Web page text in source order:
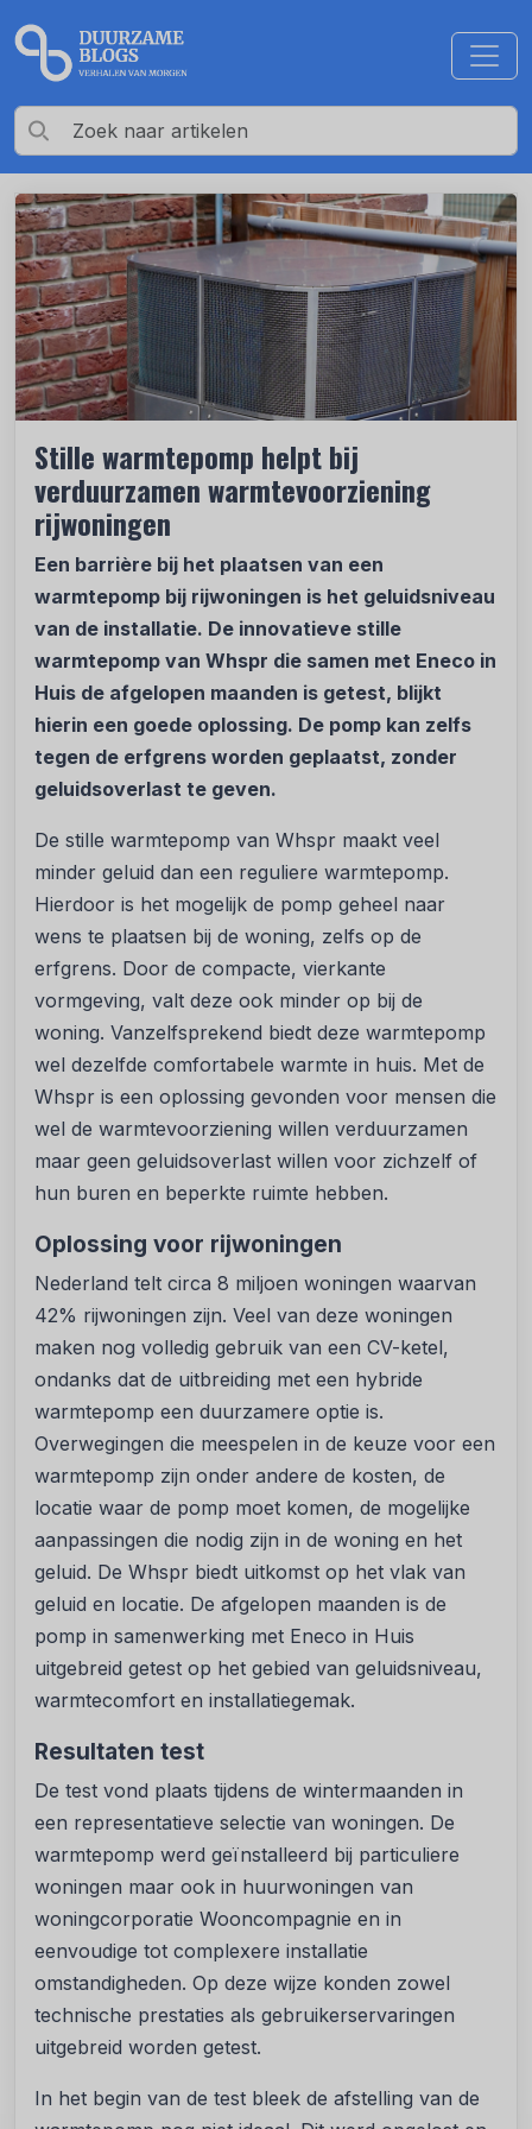
Stille warmtepomp helpt bij
verduurzamen warmtevoorziening
rijwoningen
Een barrière bij het plaatsen van een
warmtepomp bij rijwoningen is het geluidsniveau
van de installatie. De innovatieve stille
warmtepomp van Whspr die samen met Eneco in
Huis de afgelopen maanden is getest, blijkt
hierin een goede oplossing. De pomp kan zelfs
tegen de erfgrens worden geplaatst, zonder
geluidsoverlast te geven.
De stille warmtepomp van Whspr maakt veel
minder geluid dan een reguliere warmtepomp.
Hierdoor is het mogelijk de pomp geheel naar
wens te plaatsen bij de woning, zelfs op de
erfgrens. Door de compacte, vierkante
vormgeving, valt deze ook minder op bij de
woning. Vanzelfsprekend biedt deze warmtepomp
wel dezelfde comfortabele warmte in huis. Met de
Whspr is een oplossing gevonden voor mensen die
wel de warmtevoorziening willen verduurzamen
maar geen geluidsoverlast willen voor zichzelf of
hun buren en beperkte ruimte hebben.
Oplossing voor rijwoningen
Nederland telt circa 8 miljoen woningen waarvan
42% rijwoningen zijn. Veel van deze woningen
maken nog volledig gebruik van een CV-ketel,
ondanks dat de uitbreiding met een hybride
warmtepomp een duurzamere optie is.
Overwegingen die meespelen in de keuze voor een
warmtepomp zijn onder andere de kosten, de
locatie waar de pomp moet komen, de mogelijke
aanpassingen die nodig zijn in de woning en het
geluid. De Whspr biedt uitkomst op het vlak van
geluid en locatie. De afgelopen maanden is de
pomp in samenwerking met Eneco in Huis
uitgebreid getest op het gebied van geluidsniveau,
warmtecomfort en installatiegemak.
Resultaten test
De test vond plaats tijdens de wintermaanden in
een representatieve selectie van woningen. De
warmtepomp werd geïnstalleerd bij particuliere
woningen maar ook in huurwoningen van
woningcorporatie Wooncompagnie en in
eenvoudige tot complexere installatie
omstandigheden. Op deze wijze konden zowel
technische prestaties als gebruikerservaringen
uitgebreid worden getest.
In het begin van de test bleek de afstelling van de